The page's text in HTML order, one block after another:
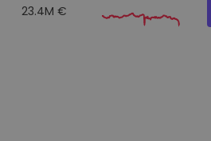
23.4M €